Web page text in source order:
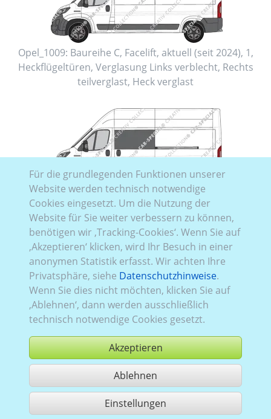
Opel_1009: Baureihe C, Facelift, aktuell (seit 2024), 1,
Heckflügeltüren, Verglasung Links verblecht, Rechts
teilverglast, Heckverglast
Opel_1008: Baureihe C, Facelift , aktuell (seit 2024)
Heckflügeltüren, Verglasung Links teilverglast
teilverglast , Heck verblecht
Opel_1007:Baureihe C, Facelift,aktuell (seit 2024),
Heckflügeltüren, Verglasung Linksteilverglast, Rechts
teilverglast, Heckverblecht
405 Treffer teilen
Für die grundlegenden Funktionen unserer
Website werden technisch notwendige
Cookies eingesetzt. Um die Nutzung der
Website für Sie weiter verbessern zu können,
benötigen wir ‚Tracking-Cookies‘. Wenn Sie auf
‚Akzeptieren‘ klicken, wird Ihr Besuch in einer
anonymen Statistik erfasst. Wir achten Ihre
Privatsphäre, siehe Datenschutzhinweise.
Wenn Sie dies nicht möchten, klicken Sie auf
‚Ablehnen‘, dann werden ausschließlich
technisch notwendige Cookies gesetzt.
Akzeptieren
Ablehnen
Einstellungen